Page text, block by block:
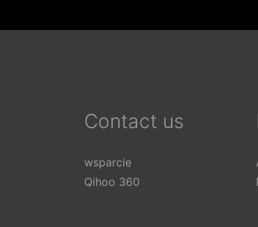
Español
Français
Contact us
wsparcie
Qihoo 360